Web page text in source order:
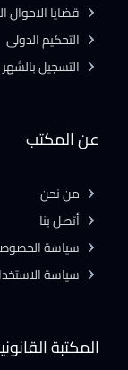
المكتبة
عن المكتب
من نحن
أتصل بنا
سياسة
سياسة
قضايا الاحوال
التحكيم الدولى
التسجيل